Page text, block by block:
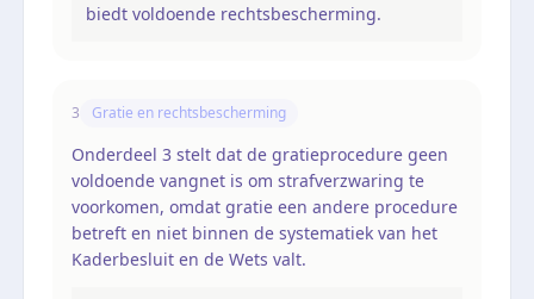
biedt voldoende rechtsbescherming.
3 Gratie en rechtsbescherming
Onderdeel 3 stelt dat de gratieprocedure geen
voldoende vangnet is om strafverzwaring te
voorkomen, omdat gratie een andere procedure
betreft en niet binnen de systematiek van het
Kaderbesluit en de Wets valt.